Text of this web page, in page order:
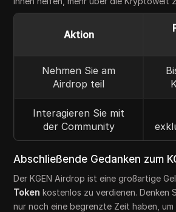
Aktion
Nehmen Sie am
Airdrop teil
Interagieren Sie mit
der Community
Abschließende Gedanken zum
Der KGEN Airdrop ist eine großartige
Token kostenlos zu verdienen. Denken
nur noch eine begrenzte Zeit haben, um